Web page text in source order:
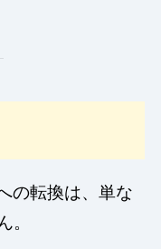
の転換は、単な
。